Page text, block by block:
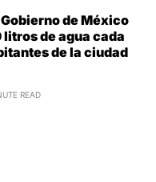
de México
de agua cada
de la ciudad
READ